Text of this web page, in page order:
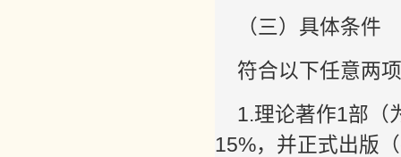
（三）具体条件
符合以下任意两
1.理论著作1部（
15%，并正式出版